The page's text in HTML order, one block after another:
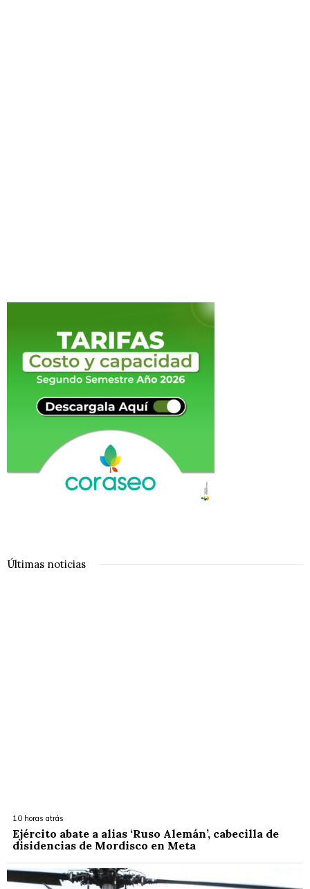
Últimas noticias
10 horas atrás
Ejército abate a alias ‘Ruso Alemán’, cabecilla de
disidencias de Mordisco en Meta